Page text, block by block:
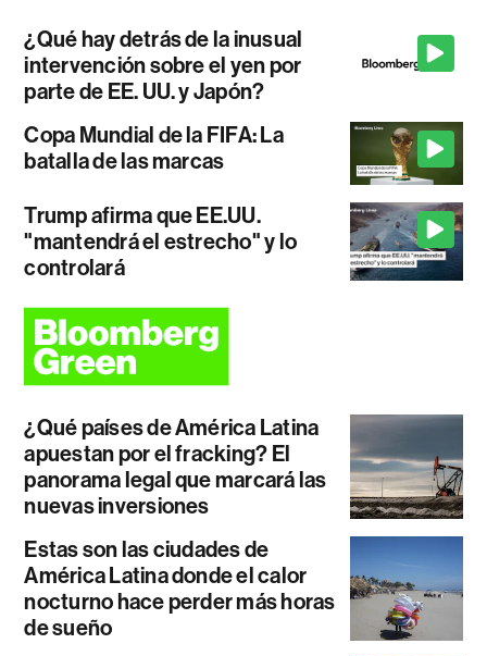
¿Qué hay detrás de la inusual
intervención sobre el yen por
parte de EE. UU. y Japón?
Copa Mundial de la FIFA: La
batalla de las marcas
Trump afirma que EE.UU.
"mantendrá el estrecho" y lo
controlará
¿Qué países de América Latina
apuestan por el fracking? El
panorama legal que marcará las
nuevas inversiones
Estas son las ciudades de
América Latina donde el calor
nocturno hace perder más horas
de sueño